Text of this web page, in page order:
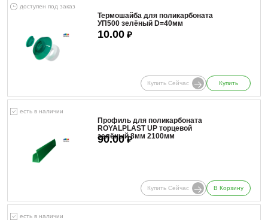
доступен под заказ
Термошайба для поликарбоната
УП500 зелёный D=40мм
10.00 ₽
Купить Сейчас Купить
есть в наличии
Профиль для поликарбоната
ROYALPLAST UP торцевой
зелёный 8мм 2100мм
90.00₽
Купить Сейчас В Корзину
есть в наличии